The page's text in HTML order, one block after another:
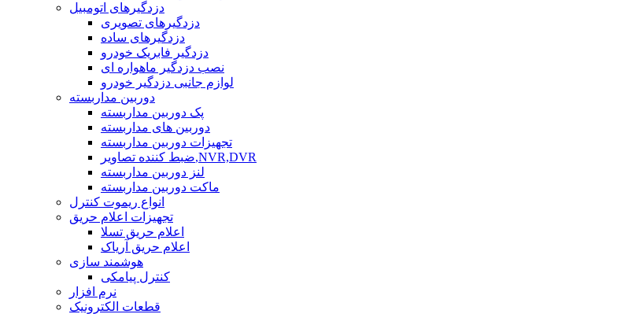
دزدگیرهای اتومبیل
دزدگیرهای تصویری
دزدگیرهای ساده
دزدگیر فابریک خودرو
نصب دزدگیر ماهواره ای
لوازم جانبی دزدگیر خودرو
دوربین مداربسته
پک دوربین مداربسته
دوربین های مداربسته
تجهیزات دوربین مداربسته
ضبط کننده تصاویر,NVR,DVR
لنز دوربین مداربسته
ماکت دوربین مداربسته
انواع ریموت کنترل
تجهیزات اعلام حریق
اعلام حریق تسلا
اعلام حریق آریاک
هوشمند سازی
کنترل پیامکی
نرم افزار
قطعات الکترونیک